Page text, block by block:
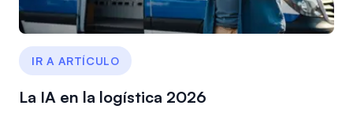
IR A ARTÍCULO
La IA en la logística 2026